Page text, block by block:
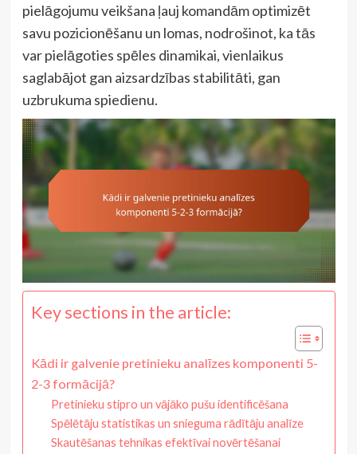
pielāgojumu veikšana ļauj komandām optimizēt
savu pozicionēšanu un lomas, nodrošinot, ka tās
var pielāgoties spēles dinamikai, vienlaikus
saglabājot gan aizsardzības stabilitāti, gan
uzbrukuma spiedienu.
Key sections in the article:
Kādi ir galvenie pretinieku analīzes komponenti 5-
2-3 formācijā?
Pretinieku stipro un vājāko pušu identificēšana
Spēlētāju statistikas un snieguma rādītāju analīze
Skautēšanas tehnikas efektīvai novērtēšanai